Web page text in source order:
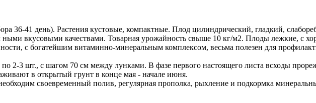
36-41 день). Растения кустовые, компактные. Плод цилиндрический, гладкий,
ными вкусовыми качествами. Товарная урожайность свыше 10 кг/м2. Плоды лежкие, с
с богатейшим витаминно-минеральным комплексом, весьма полезен для
2-3 шт., с шагом 70 см между лунками. В фазе первого настоящего листа всходы
в открытый грунт в конце мая - начале июня.
своевременный полив, регулярная прополка, рыхление и подкормка